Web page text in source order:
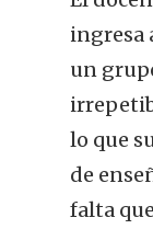
ingresa
un
lo que
de
falta